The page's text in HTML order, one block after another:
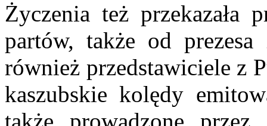
Życzenia też przekazała
partów, także od
również przedstawiciele z
kaszubskie kolędy